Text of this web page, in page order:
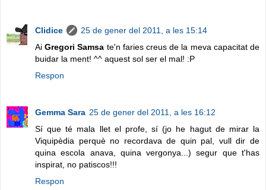
Clidice
25 de gener del 2011, a les 15:14
AiGregori Samsa te'n faries creus de la meva capacitat de
buidar la ment! ^^ aquest sol ser el mal! :P
Respon
Gemma Sara 25 de gener del 2011, a les 16:12
Sí que té mala llet el profe, sí (jo he hagut de mirar la
Viquipèdia perquè no recordava de quin pal, vull dir de
quina escola anava, quina vergonya...) segur que t'has
inspirat, no patiscos!!!
Respon